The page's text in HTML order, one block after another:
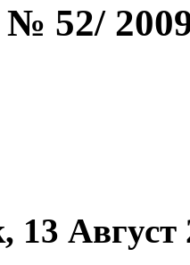
52/
13 Август